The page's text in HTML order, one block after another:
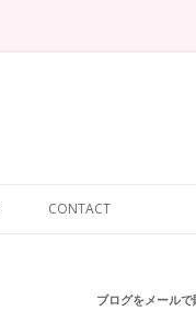
CONTACT
ブログをメールで